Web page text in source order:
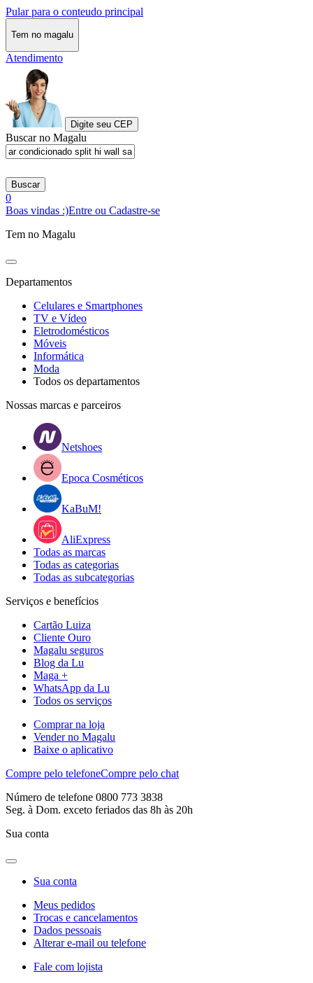
Pular para o conteudo principal
Tem no magalu
Atendimento
Digite seu CEP
Buscar no Magalu
Buscar
0
Boas vindas :)Entre ou Cadastre-se
Tem no Magalu
Departamentos
Celulares e Smartphones
TV e Vídeo
Eletrodomésticos
Móveis
Informática
Moda
Todos os departamentos
Nossas marcas e parceiros
Netshoes
Epoca Cosméticos
KaBuM!
AliExpress
Todas as marcas
Todas as categorias
Todas as subcategorias
Serviços e benefícios
Cartão Luiza
Cliente Ouro
Magalu seguros
Blog da Lu
Maga +
WhatsApp da Lu
Todos os serviços
Comprar na loja
Vender no Magalu
Baixe o aplicativo
Compre pelo telefoneCompre pelo chat
Número de telefone 0800 773 3838
Seg. à Dom. exceto feriados das 8h às 20h
Sua conta
Sua conta
Meus pedidos
Trocas e cancelamentos
Dados pessoais
Alterar e-mail ou telefone
Fale com lojista